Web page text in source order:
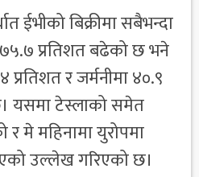
ईभीको बिक्रीमा सबैभन्दा
७५.७ प्रतिशत बढेको छ भने
र जर्मनीमा ४०.९
यसमा टेस्लाको समेत
मे महिनामा युरोपमा
उल्लेख गरिएको छ।